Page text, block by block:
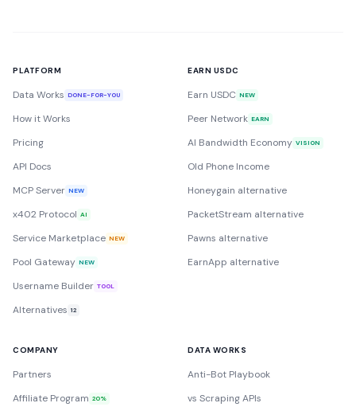
PLATFORM
Data Works DONE-FOR-YOU
How it Works
Pricing
API Docs
MCP Server NEW
x402 Protocol AI
Service Marketplace NEW
Pool Gateway NEW
Username Builder TOOL
Alternatives 12
EARN USDC
Earn USDC NEW
Peer Network EARN
AI Bandwidth Economy VISION
Old Phone Income
Honeygain alternative
PacketStream alternative
Pawns alternative
EarnApp alternative
COMPANY
Partners
Affiliate Program 20%
DATA WORKS
Anti-Bot Playbook
vs Scraping APIs